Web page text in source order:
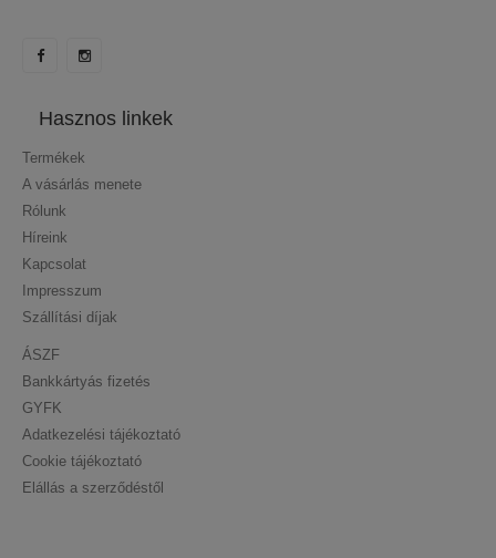
Hasznos linkek
Termékek
A vásárlás menete
Rólunk
Híreink
Kapcsolat
Impresszum
Szállítási díjak
ÁSZF
Bankkártyás fizetés
GYFK
Adatkezelési tájékoztató
Cookie tájékoztató
Elállás a szerződéstől